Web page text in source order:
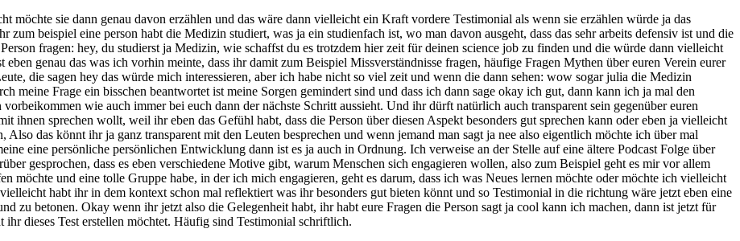
möchte sie dann genau davon erzählen und das wäre dann vielleicht ein Kraft vordere Testimonial als wenn sie erzählen würde ja das
beispiel eine person habt die Medizin studiert, was ja ein studienfach ist, wo man davon ausgeht, dass das sehr arbeits defensiv ist und die
fragen: hey, du studierst ja Medizin, wie schaffst du es trotzdem hier zeit für deinen science job zu finden und die würde dann vielleicht
genau das was ich vorhin meinte, dass ihr damit zum Beispiel Missverständnisse fragen, häufige Fragen Mythen über euren Verein eurer
die sagen hey das würde mich interessieren, aber ich habe nicht so viel zeit und wenn die dann sehen: wow sogar julia die Medizin
meine Frage ein bisschen beantwortet ist meine Sorgen gemindert sind und dass ich dann sage okay ich gut, dann kann ich ja mal den
wie auch immer bei euch dann der nächste Schritt aussieht. Und ihr dürft natürlich auch transparent sein gegenüber euren
ihnen sprechen wollt, weil ihr eben das Gefühl habt, dass die Person über diesen Aspekt besonders gut sprechen kann oder eben ja vielleicht
Also das könnt ihr ja ganz transparent mit den Leuten besprechen und wenn jemand man sagt ja nee also eigentlich möchte ich über mal
eine persönliche persönlichen Entwicklung dann ist es ja auch in Ordnung. Ich verweise an der Stelle auf eine ältere Podcast Folge über
gesprochen, dass es eben verschiedene Motive gibt, warum Menschen sich engagieren wollen, also zum Beispiel geht es mir vor allem
möchte und eine tolle Gruppe habe, in der ich mich engagieren, geht es darum, dass ich was Neues lernen möchte oder möchte ich vielleicht
habt ihr in dem kontext schon mal reflektiert was ihr besonders gut bieten könnt und so Testimonial in die richtung wäre jetzt eben eine
zu betonen. Okay wenn ihr jetzt also die Gelegenheit habt, ihr habt eure Fragen die Person sagt ja cool kann ich machen, dann ist jetzt für
dieses Test erstellen möchtet. Häufig sind Testimonial schriftlich.